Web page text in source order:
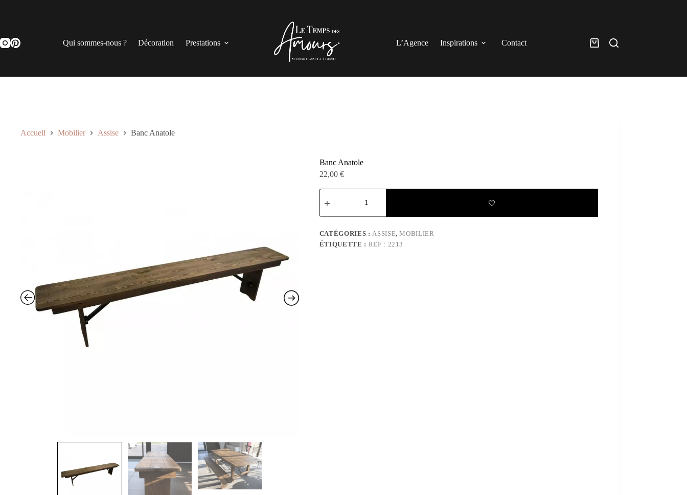
Qui sommes-nous ? Décoration Prestations L’Agence Inspirations Contact
Panier
Accueil Mobilier Assise Banc Anatole
Banc Anatole
22,00 €
quantité
de
Anatole
🤍
CATÉGORIES :ASSISE,MOBILIER
ÉTIQUETTE : REF : 2213